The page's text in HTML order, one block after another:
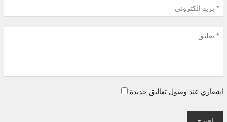
اشعاري عند وصول تعاليق جديدة